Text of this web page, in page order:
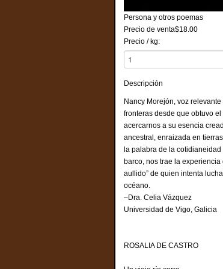
Persona y otros poemas
Precio de venta$18.00
Precio / kg:
Descripción
Nancy Morejón, voz
fronteras desde que obtuvo
acercarnos a su esencia
ancestral, enraizada en
la palabra de la
barco, nos trae la
aullido” de quien intenta
océano.
–Dra. Celia Vázquez
Universidad de Vigo, Galicia
ROSALIA DE CASTRO